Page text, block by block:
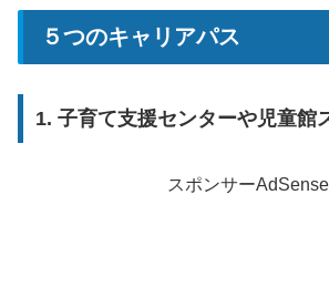
５つのキャリアパス
1. 子育て支援センターや児童館
スポンサーAdSense